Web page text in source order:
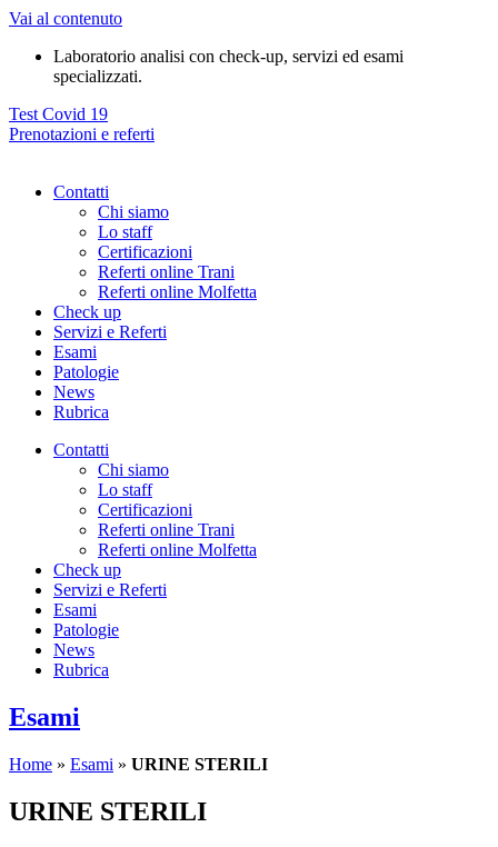
Vai al contenuto
Laboratorio analisi con check-up, servizi ed esami
specializzati.
Test Covid 19
Prenotazioni e referti
Contatti
Chi siamo
Lo staff
Certificazioni
Referti online Trani
Referti online Molfetta
Check up
Servizi e Referti
Esami
Patologie
News
Rubrica
Contatti
Chi siamo
Lo staff
Certificazioni
Referti online Trani
Referti online Molfetta
Check up
Servizi e Referti
Esami
Patologie
News
Rubrica
Esami
Home » Esami » URINE STERILI
URINE STERILI